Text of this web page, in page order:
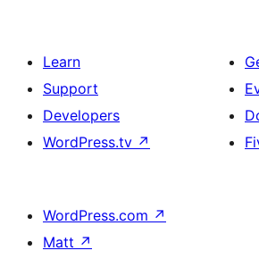
Learn
Support
Developers
WordPress.tv ↗
WordPress.com ↗
Matt ↗